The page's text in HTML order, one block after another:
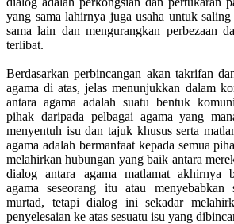
yang sama lahirnya juga usaha untuk saling
sama lain dan mengurangkan perbezaan
terlibat.
Berdasarkan perbincangan akan takrifan
agama di atas, jelas menunjukkan dalam
antara agama adalah suatu bentuk
pihak daripada pelbagai agama yang
menyentuh isu dan tajuk khusus serta
agama adalah bermanfaat kepada semua
melahirkan hubungan yang baik antara
dialog antara agama matlamat akhirnya
agama seseorang itu atau menyebabkan
murtad, tetapi dialog ini sekadar
penyelesaian ke atas sesuatu isu yang